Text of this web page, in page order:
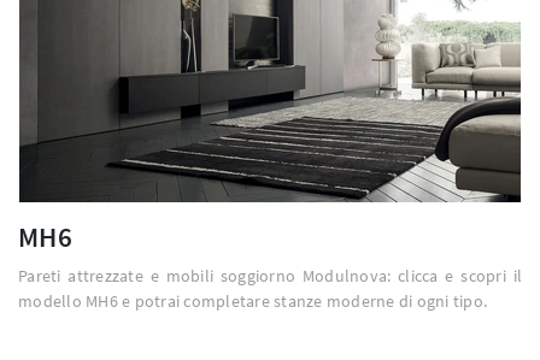
MH6
Pareti attrezzate e mobili soggiorno Modulnova: clicca e scopri il
modello MH6 e potrai completare stanze moderne di ogni tipo.